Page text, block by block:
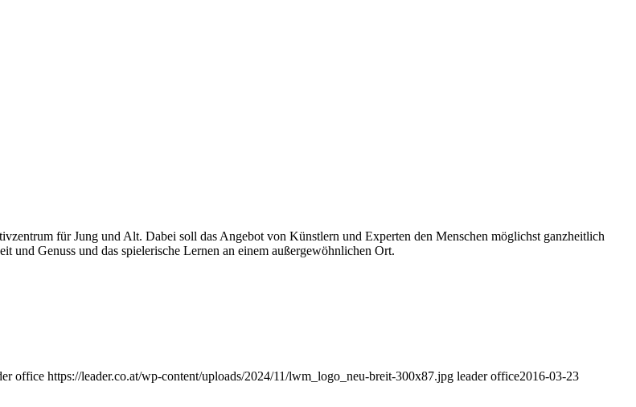
für Jung und Alt. Dabei soll das Angebot von Künstlern und Experten den Menschen möglichst ganzheitlich
Genuss und das spielerische Lernen an einem außergewöhnlichen Ort.
office https://leader.co.at/wp-content/uploads/2024/11/lwm_logo_neu-breit-300x87.jpg leader office2016-03-23